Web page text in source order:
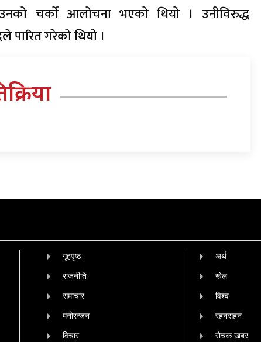
चर्को आलोचना भएको थियो । उनीविरुद्ध
पारित गरेको थियो ।
गृहपृष्‍ठ
राजनीति
समाचार
मनोरन्जन
विचार
अर्थ
खेल
विश्व
रहनसहन
रोचक खबर